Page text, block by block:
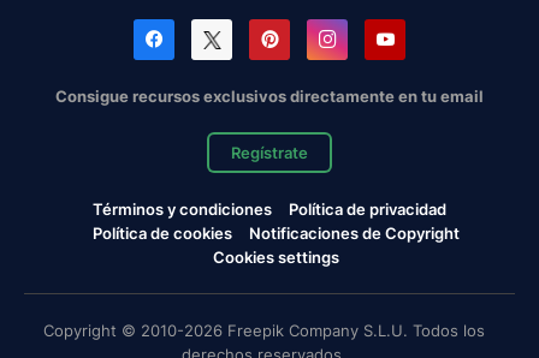
Consigue recursos exclusivos directamente en tu email
Regístrate
Términos y condiciones
Política de privacidad
Política de cookies
Notificaciones de Copyright
Cookies settings
Copyright © 2010-2026 Freepik Company S.L.U. Todos los